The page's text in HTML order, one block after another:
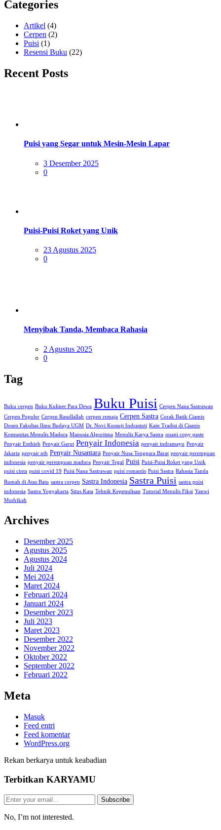
Categories
Artikel (4)
Cerpen (2)
Puisi (1)
Resensi Buku (22)
Recent Posts
Puisi yang Segar untuk Mesin-Mesin Lapar
Posted
on
3 Desember 2025
0
Puisi-Puisi Roket yang Unik
Posted
on
23 Agustus 2025
0
Menyibak Tanda, Membaca Rahasia
Posted
on
2 Agustus 2025
0
Tag
Buku cerpen Buku Kuliner Para Dewa Buku Puisi Cerpen Nana Sastrawan
Cerpen Populer Cerpen Rasullallah cerpen remaja Cerpen Sastra Corak Batik Ciamis
Dosen Fakultas Ilmu Budaya UGM Dr. Novi Kussuji Indrastuti Kain Tradisi di Ciamis
Komunitas Menulis Madura Manusia Algoritma Menulis Karya Sastra onani copy paste
Penyair Enthieh Penyair Garut Penyair Indonesia penyair indramayu Penyair
Jakarta penyair ntb Penyair Nusantara Penyair Nusa Tenggara Barat penyair perempuan
indonesia penyair perempuan madura Penyair Tegal Puisi Puisi-Puisi Roket yang Unik
puisi cinta puisi covid 19 Puisi Nana Sastrawan puisi romantis Puisi Sastra Rahasia Tanda
Rumah di Atas Batu sastra cerpen Sastra Indonesia Sastra Puisi sastra puisi
indonesia Sastra Yogyakarta Situs Kata Tehnik Kepenulisan Tutorial Menulis Fiksi Yanwi
Mudrikah
Archives
Desember 2025
Agustus 2025
Agustus 2024
Juli 2024
Mei 2024
Maret 2024
Februari 2024
Januari 2024
Desember 2023
Juli 2023
Maret 2023
Desember 2022
November 2022
Oktober 2022
September 2022
Februari 2022
Meta
Masuk
Feed entri
Feed komentar
WordPress.org
Rekan berkarya untuk keabadian
Terbitkan KARYAMU
Subscribe
No, I’m not interested.